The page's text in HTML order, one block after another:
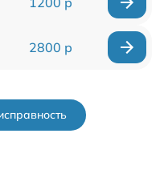
2800 р